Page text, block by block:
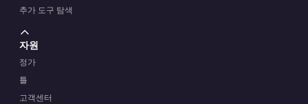
추가 도구 탐색
자원
정가
틀
고객센터